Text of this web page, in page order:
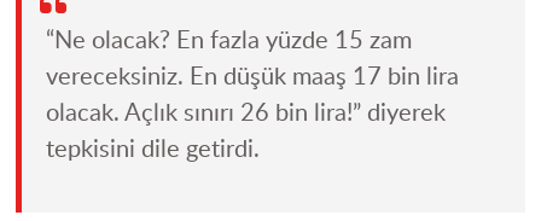
“Ne olacak? En fazla yüzde 15 zam
vereceksiniz. En düşük maaş 17 bin lira
olacak. Açlık sınırı 26 bin lira!” diyerek
tepkisini dile getirdi.